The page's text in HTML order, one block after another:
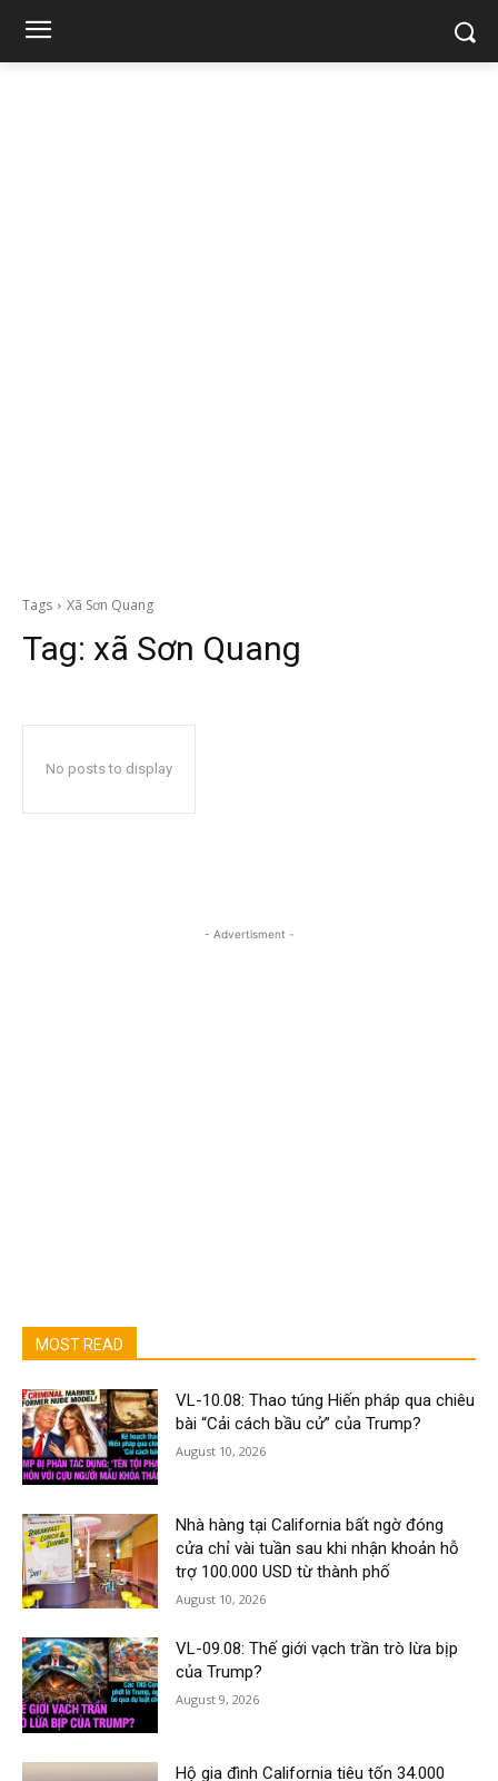
Tags Xã Sơn Quang
Tag: xã Sơn Quang
No posts to display
- Advertisment -
MOST READ
VL-10.08: Thao túng Hiến pháp qua chiêu
bài “Cải cách bầu cử” của Trump?
August 10, 2026
Nhà hàng tại California bất ngờ đóng
cửa chỉ vài tuần sau khi nhận khoản hỗ
trợ 100.000 USD từ thành phố
August 10, 2026
VL-09.08: Thế giới vạch trần trò lừa bịp
của Trump?
August 9, 2026
Hộ gia đình California tiêu tốn 34.000